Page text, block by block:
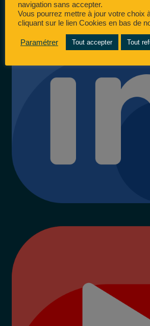
navigation sans accepter.
Vous pourrez mettre à jour votre choix
cliquant sur le lien Cookies en bas de
Paramétrer Tout accepter Tout